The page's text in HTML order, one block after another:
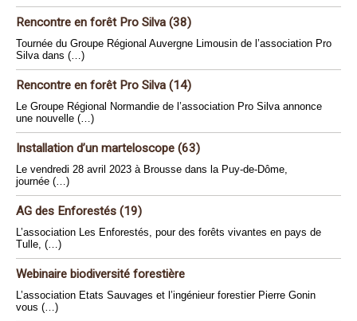
Rencontre en forêt Pro Silva (38)
Tournée du Groupe Régional Auvergne Limousin de l’association Pro
Silva dans (…)
Rencontre en forêt Pro Silva (14)
Le Groupe Régional Normandie de l’association Pro Silva annonce
une nouvelle (…)
Installation d’un marteloscope (63)
Le vendredi 28 avril 2023 à Brousse dans la Puy-de-Dôme,
journée (…)
AG des Enforestés (19)
L’association Les Enforestés, pour des forêts vivantes en pays de
Tulle, (…)
Webinaire biodiversité forestière
L’association Etats Sauvages et l’ingénieur forestier Pierre Gonin
vous (…)